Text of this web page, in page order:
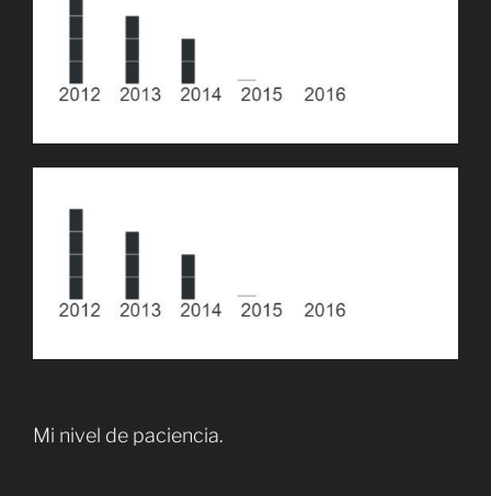
Mi nivel de paciencia.